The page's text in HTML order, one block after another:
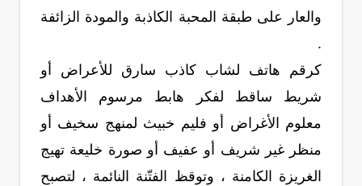
والعار على طبقة المحبة الكاذبة والمودة الزائفة
.
كرقم هاتف لشاب كاذب سارق للأعراض أو
شريط ساقط لفكر هابط مرسوم الأهداف
معلوم الأغراض أو فليم خبيث لمنهج سخيف أو
منظر غير شريف أو عفيف أو صورة خليعة تهيج
الغريزة الكامنة ، وتوقظ الفتّنة النائمة ، لتصبح